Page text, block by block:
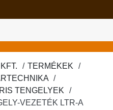
TERMÉKEK
TENGELYEK
VEZETÉK LTR-A